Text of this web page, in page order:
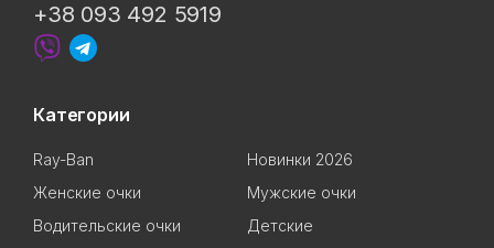
+38 093 492 5919
Категории
Ray-Ban
Новинки 2026
Женские очки
Мужские очки
Водительские очки
Детские